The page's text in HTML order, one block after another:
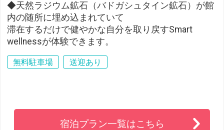
◆天然ラジウム鉱石（バドガシュタイン鉱石）が館
内の随所に埋め込まれていて
滞在するだけで健やかな自分を取り戻すSmart
wellnessが体験できます。
無料駐車場 送迎あり
宿泊プラン一覧はこちら